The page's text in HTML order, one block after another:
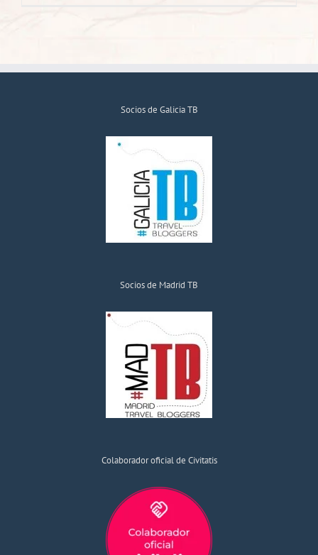
Socios de Galicia TB
Socios de Madrid TB
Colaborador oficial de Civitatis